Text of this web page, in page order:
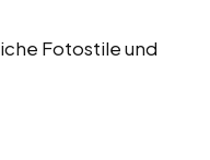
Fotostile und